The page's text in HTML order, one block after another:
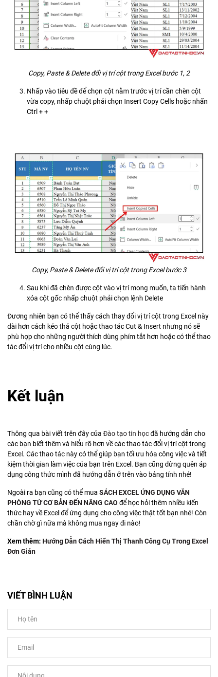
Copy, Paste & Delete đổi vị trí cột trong Excel bước 1, 2
Nhấp vào tiêu đề để chọn cột nằm trước vị trí cần chèn cột
vừa copy, nhấp chuột phải chọn Insert Copy Cells hoặc nhấn
Ctrl + +
Copy, Paste & Delete đổi vị trí cột trong Excel bước 3
Sau khi đã chèn được cột vào vị trí mong muốn, ta tiến hành
xóa cột gốc nhấp chuột phải chọn lệnh Delete
Đương nhiên bạn có thể thấy cách thay đổi vị trí cột trong Excel này
dài hơn cách kéo thả cột hoặc thao tác Cut & Insert nhưng nó sẽ
phù hợp cho những người thích dùng phím tắt hơn hoặc có thể thao
tác đổi vị trí cho nhiều cột cùng lúc.
Kết luận
Thông qua bài viết trên đây của Đào tạo tin họcđã hướng dẫn cho
các bạn biết thêm và hiểu rõ hơn về các thao tác đổi vị trí cột trong
Excel. Các thao tác này có thể giúp bạn tối ưu hóa công việc và tiết
kiệm thời gian làm việc của bạn trên Excel. Bạn cũng đừng quên áp
dụng công thức mình đã hướng dẫn ở trên vào bảng tính nhé!
Ngoài ra bạn cũng có thể mua SÁCH EXCEL ỨNG DỤNG VĂN
PHÒNG TỪ CƠ BẢN ĐẾN NÂNG CAO để học hỏi thêm nhiều kiến
thức hay về Excel để ứng dụng cho công việc thật tốt bạn nhé! Còn
chần chờ gì nữa mà không mua ngay đi nào!
Xem thêm: Hướng Dẫn Cách Hiển Thị Thanh Công Cụ Trong Excel
Đơn Giản
VIẾT BÌNH LUẬN